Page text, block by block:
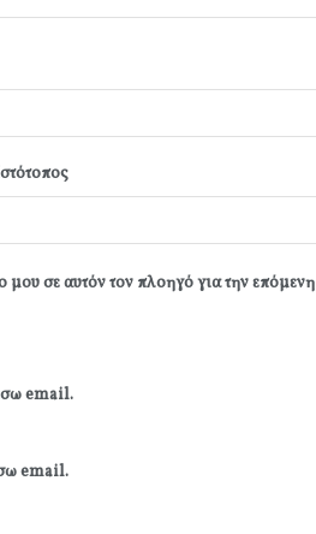
σε αυτόν τον πλοηγό για την επόμενη
email.
email.